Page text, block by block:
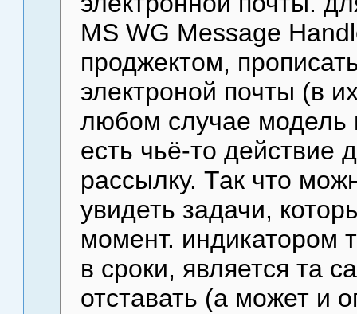
MS WG Message
проджектом,
электроной почты (в
любом случае модель
есть чьё-то действие
рассылку. Так что
увидеть задачи,
момент. индикатором
в сроки, является та
отставать (а может и